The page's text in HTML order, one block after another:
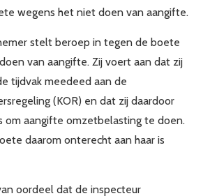
wegens het niet doen van aangifte.
stelt beroep in tegen de boete
van aangifte. Zij voert aan dat zij
tijdvak meedeed aan de
(KOR) en dat zij daardoor
om aangifte omzetbelasting te doen.
daarom onterecht aan haar is
oordeel dat de inspecteur